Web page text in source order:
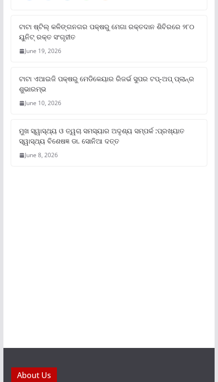
ଟାଟା ଷ୍ଟିଲ୍‌ କଳିଙ୍ଗନଗର ପକ୍ଷରୁ ମେଗା ରକ୍ତଦାନ ଶିବିରରେ ୨୮୦
ୟୁନିଟ୍‌ ରକ୍ତ ସଂଗୃହୀତ
June 19, 2026
ଟାଟା ଏଆଇଜି ପକ୍ଷରୁ ମେଡିକେୟାର ରିଜର୍ଭ ସୁପର ଟପ୍‌-ଅପ୍ ପ୍ଲାନ୍‌ର
ଶୁଭାରମ୍ଭ
June 10, 2026
ମୁଖ ସ୍ୱାସ୍ଥ୍ୟ ଓ ତ୍ୱଚା ସମସ୍ୟାର ଅଦୃଶ୍ୟ ସମ୍ପର୍କ :ପ୍ରଖ୍ୟାତ
ସ୍ୱାସ୍ଥ୍ୟ ବିଶେଷଜ୍ଞ ଡା. ସୋନିଆ ଦତ୍ତ
June 8, 2026
About Us